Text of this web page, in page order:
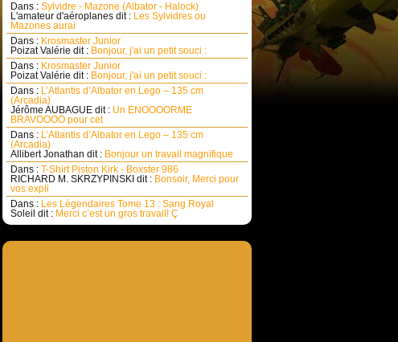
Dans : Sylvidre - Mazone (Albator - Halock)
L'amateur d'aéroplanes dit : Les Sylvidres ou
Mazones aurai
Dans : Krosmaster Junior
Poizat Valérie dit : Bonjour, j'ai un petit souci :
Dans : Krosmaster Junior
Poizat Valérie dit : Bonjour, j'ai un petit souci :
Dans : L’Atlantis d’Albator en Lego – 135 cm
(Arcadia)
Jérôme AUBAGUE dit : Un ENOOOORME
BRAVOOOO pour cet
Dans : L’Atlantis d’Albator en Lego – 135 cm
(Arcadia)
Allibert Jonathan dit : Bonjour un travail magnifique
Dans : T-Shirt Piston Kirk - Boxster 986
RICHARD M. SKRZYPINSKI dit : Bonsoir, Merci pour
vos expli
Dans : Les Légendaires Tome 13 : Sang Royal
Soleil dit : Merci c’est un gros travail! Ç